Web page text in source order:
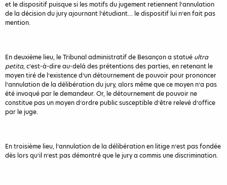
et le dispositif puisque si les motifs du jugement retiennent l’annulation
de la décision du jury ajournant l’étudiant… le dispositif lui n’en fait pas
mention.
En deuxième lieu, le Tribunal administratif de Besançon a statué ultra
petita, c’est-à-dire au-delà des prétentions des parties, en retenant le
moyen tiré de l’existence d’un détournement de pouvoir pour prononcer
l’annulation de la délibération du jury, alors même que ce moyen n’a pas
été invoqué par le demandeur. Or, le détournement de pouvoir ne
constitue pas un moyen d’ordre public susceptible d’être relevé d’office
par le juge.
En troisième lieu, l’annulation de la délibération en litige n’est pas fondée
dès lors qu’il n’est pas démontré que le jury a commis une discrimination.